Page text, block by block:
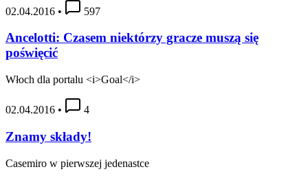
02.04.2016 • 597
Ancelotti: Czasem niektórzy gracze muszą się
poświęcić
Włoch dla portalu <i>Goal</i>
02.04.2016 • 4
Znamy składy!
Casemiro w pierwszej jedenastce